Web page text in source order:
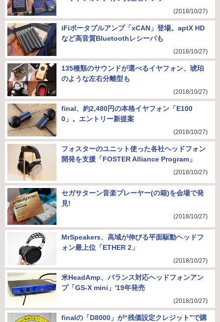
(2018/10/27)
iFiポータブルアンプ「xCAN」登場。aptX HD
など高音質Bluetoothレシーバも
(2018/10/27)
135種類のサウンドが選べるイヤフォン、琥珀
のような左右分離型も
(2018/10/27)
final、約2,480円の本格イヤフォン「E100
0」。エントリー新提案
(2018/10/27)
フォスターのユニット使った各社ヘッドフォン
開発を支援「FOSTER Alliance Program」
(2018/10/27)
セガサターン音楽プレーヤー(の箱)を会場で発
見!
(2018/10/27)
MrSpeakers、高域が伸びる平面駆動ヘッドフ
ォン最上位「ETHER 2」
(2018/10/27)
米HeadAmp、バランス対応ヘッドフォンアン
プ「GS-X mini」'19年発売
(2018/10/27)
finalの「D8000」が“残価設定クレジット”で購